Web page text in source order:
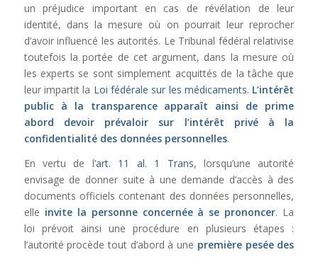
un préjudice important en cas de révélation de leur
identité, dans la mesure où on pourrait leur reprocher
d’avoir influencé les autorités. Le Tribunal fédéral relativise
toutefois la portée de cet argument, dans la mesure où
les experts se sont simplement acquittés de la tâche que
leur impartit la Loi fédérale sur les médicaments. L’intérêt
public à la transparence apparaît ainsi de prime
abord devoir prévaloir sur l’intérêt privé à la
confidentialité des données personnelles.
En vertu de l’art. 11 al. 1 Trans, lorsqu’une autorité
envisage de donner suite à une demande d’accès à des
documents officiels contenant des données personnelles,
elle invite la personne concernée à se prononcer. La
loi prévoit ainsi une procédure en plusieurs étapes :
l’autorité procède tout d’abord à une première pesée des